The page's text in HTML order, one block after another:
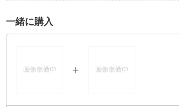
一緒に購入